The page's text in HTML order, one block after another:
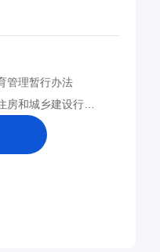
管理暂行办法
下一篇：关于印发《浙江省住房和城乡建设行业专业技术人员继续教育学时登记细则（试行）》的通知